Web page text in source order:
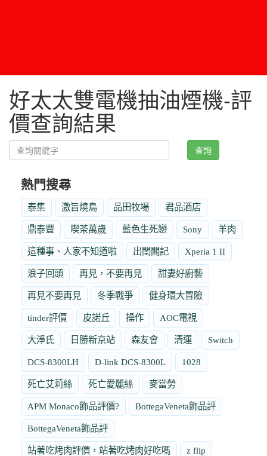
好太太雙電機抽油煙機-評
價查詢結果
查詢
熱門搜尋
泰集 激旨燒鳥 品田牧場 君品酒店
鼎泰豐 喫茶萬歲 藍色生死戀 Sony 羊肉
這種事、人家不知道啦 出閨閣記 Xperia 1 II
浪子回頭 再見，不要再見 甜妻好廚藝
再見不要再見 冬季戰爭 健身環大冒險
tinder評價 皮諾丘 操作 AOC電視
大淨氏 日勝新京站 森友會 清運 Switch
DCS-8300LH D-link DCS-8300L 1028
死亡艾莉絲 死亡愛麗絲 麥當勞
APM Monaco飾品評價? BottegaVeneta飾品評
BottegaVeneta飾品評
站著吃烤肉評價，站著吃烤肉好吃嗎 z flip